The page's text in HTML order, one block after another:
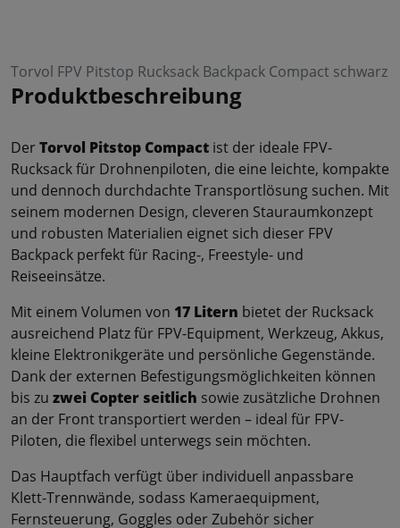
Torvol FPV Pitstop Rucksack Backpack Compact schwarz
Produktbeschreibung
DerTorvol Pitstop Compact ist der ideale FPV-
Rucksack für Drohnenpiloten, die eine leichte, kompakte
und dennoch durchdachte Transportlösung suchen. Mit
seinem modernen Design, cleveren Stauraumkonzept
und robusten Materialien eignet sich dieser FPV
Backpack perfekt für Racing-, Freestyle- und
Reiseeinsätze.
Mit einem Volumen von 17 Litern bietet der Rucksack
ausreichend Platz für FPV-Equipment, Werkzeug, Akkus,
kleine Elektronikgeräte und persönliche Gegenstände.
Dank der externen Befestigungsmöglichkeiten können
bis zu zwei Copter seitlich sowie zusätzliche Drohnen
an der Front transportiert werden – ideal für FPV-
Piloten, die flexibel unterwegs sein möchten.
Das Hauptfach verfügt über individuell anpassbare
Klett-Trennwände, sodass Kameraequipment,
Fernsteuerung, Goggles oder Zubehör sicher